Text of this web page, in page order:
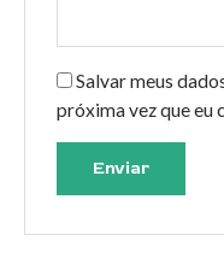
Salvar meus
próxima vez que eu